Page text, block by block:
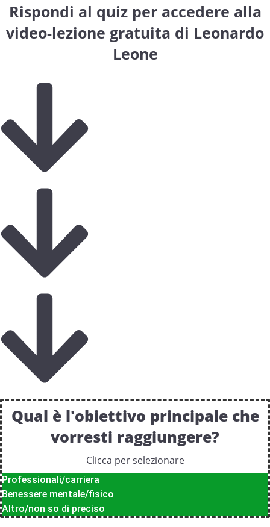
Rispondi al quiz per accedere alla
video-lezione gratuita di Leonardo
Leone
Qual è l'obiettivo principale che
vorresti raggiungere?
Clicca per selezionare
Professionali/carriera
Benessere mentale/fisico
Altro/non so di preciso